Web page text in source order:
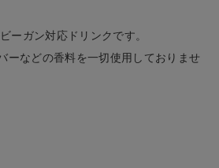
ーガン対応ドリンクです。
ーなどの香料を一切使用しておりませ